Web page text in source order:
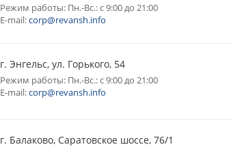
Режим работы: Пн.-Вс.: с 9:00 до 21:00
E-mail:corp@revansh.info
г. Энгельс, ул. Горького, 54
Режим работы: Пн.-Вс.: с 9:00 до 21:00
E-mail:corp@revansh.info
г. Балаково, Саратовское шоссе, 76/1